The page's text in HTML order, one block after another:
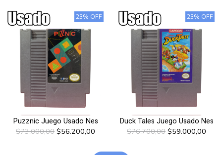
23% OFF
Puzznic Juego Usado Nes
$73.000,00 $56.200,00
23% OFF
Duck Tales Juego Usado Nes
$76.700,00 $59.000,00